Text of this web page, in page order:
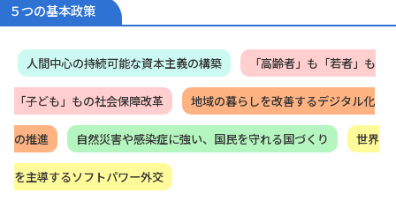
復帰（2期目）、現在当選4期。
大臣を務める。
政治家としては初めて経済連携協定（EPA）の首席
交渉官を努め、日本とモンゴルのEPAを妥結、
2016年5月、モンゴルより北斗七星勲章を授与さ
れた他、平和外交の柱であるODAの改善や核軍
縮・核不拡散に心血を注ぐ。また、2016年7月バ
ングラデシュ・ダッカで発生したテロ事件では現
地対策本部長を務める。
17年～20年、岸田文雄政務調査会長の下、政務調
５つの基本政策
人間中心の持続可能な資本主義の構築 「高齢者」も「若者」も
「子ども」もの社会保障改革 地域の暮らしを改善するデジタル化
の推進 自然災害や感染症に強い、国民を守れる国づくり 世界
を主導するソフトパワー外交